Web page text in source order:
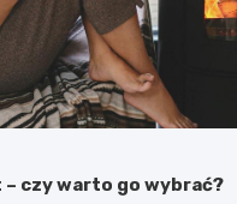
czy warto go wybrać?